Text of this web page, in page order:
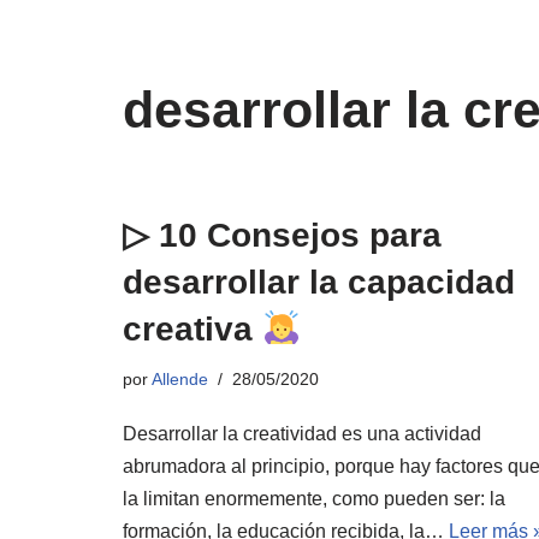
desarrollar la
▷ 10 Consejos para
desarrollar la capacidad
creativa
porAllende 28/05/2020
Desarrollar la creatividad es una actividad
abrumadora al principio, porque hay factores que
la limitan enormemente, como pueden ser: la
formación, la educación recibida, la… Leer más